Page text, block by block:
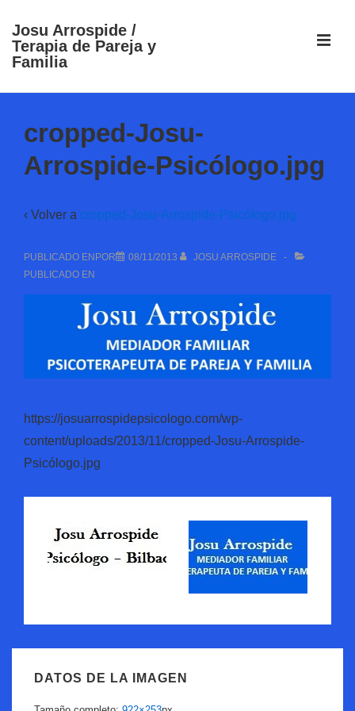
Saltar
Josu Arrospide /
Terapia de Pareja y
Familia
principal
cropped-Josu-
Arrospide-Psicólogo.jpg
‹ Volver a cropped-Josu-Arrospide-Psicólogo.jpg
PUBLICADO ENPOR 08/11/2013
JOSU ARROSPIDE
PUBLICADO EN
https://josuarrospidepsicologo.com/wp-
content/uploads/2013/11/cropped-Josu-Arrospide-
Psicólogo.jpg
DATOS DE LA IMAGEN